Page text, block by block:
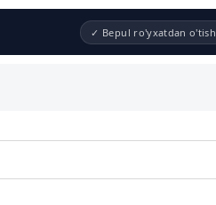
✓ Bepul ro'yxatdan o'tish